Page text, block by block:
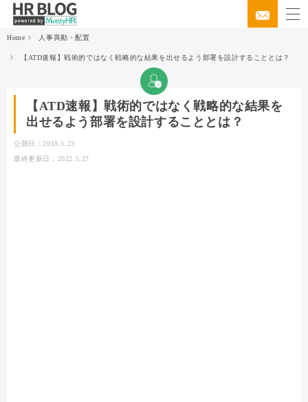
Home 人事異動・配置
【ATD速報】戦術的ではなく戦略的な結果を出せるよう部署を設計することとは？
【ATD速報】戦術的ではなく戦略的な結果を
出せるよう部署を設計することとは？
公開日：2019.5.23
最終更新日：2022.5.27